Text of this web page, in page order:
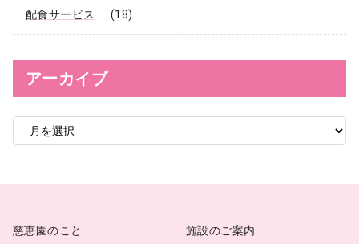
配食サービス (18)
アーカイブ
ア
カ
慈恵園のこと
施設のご案内